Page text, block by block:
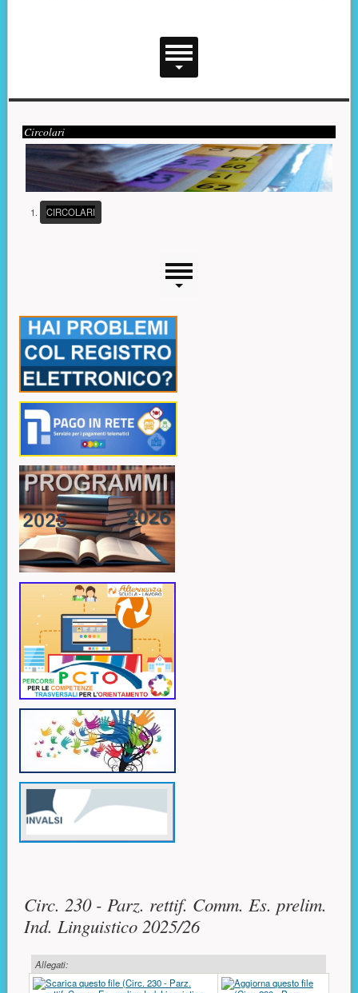
Menu principale
Presentazione
Circolari
CIRCOLARI(PULSANTE PRESENTAZIONE)
Menu laterale
Risorse aggiuntive (colonna di sinistra)
Circ. 230 - Parz. rettif. Comm. Es. prelim.
Ind. Linguistico 2025/26
Allegati: